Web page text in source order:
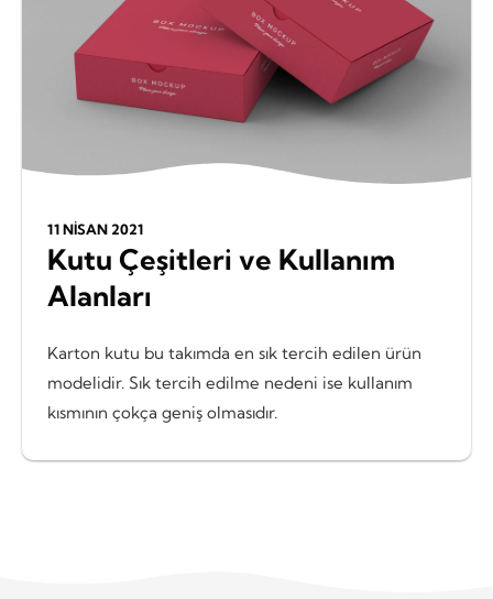
11 NISAN 2021
Kutu Çeşitleri ve Kullanım
Alanları
Karton kutu bu takımda en sık tercih edilen ürün
modelidir. Sık tercih edilme nedeni ise kullanım
kısmının çokça geniş olmasıdır.